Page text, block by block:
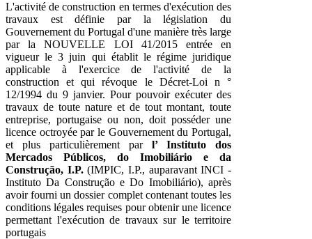
L'activité de construction en termes d'exécution des
travaux est définie par la législation du
Gouvernement du Portugal d'une manière très large
par la NOUVELLE LOI 41/2015 entrée en
vigueur le 3 juin qui établit le régime juridique
applicable à l'exercice de l'activité de la
construction et qui révoque le Décret-Loi n °
12/1994 du 9 janvier. Pour pouvoir exécuter des
travaux de toute nature et de tout montant, toute
entreprise, portugaise ou non, doit posséder une
licence octroyée par le Gouvernement du Portugal,
et plus particulièrement par l’ Instituto dos
Mercados Públicos, do Imobiliário e da
Construção, I.P.(IMPIC, I.P., auparavant INCI -
Instituto Da Construção e Do Imobiliário), après
avoir fourni un dossier complet contenant toutes les
conditions légales requises pour obtenir une licence
permettant l'exécution de travaux sur le territoire
portugais